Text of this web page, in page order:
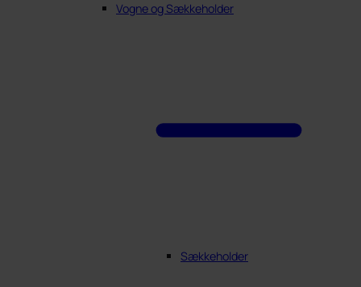
Vogne og Sækkeholder
Sækkeholder